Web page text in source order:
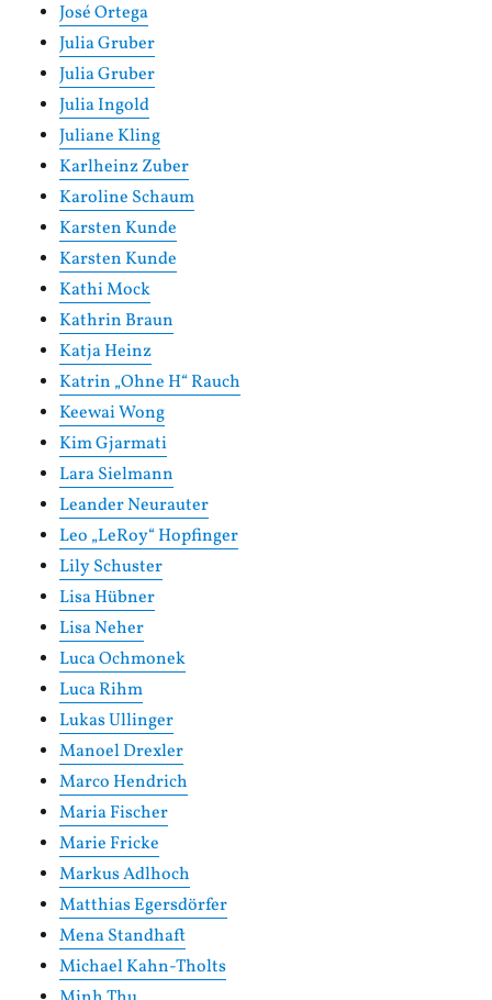
José Ortega
Julia Gruber
Julia Gruber
Julia Ingold
Juliane Kling
Karlheinz Zuber
Karoline Schaum
Karsten Kunde
Karsten Kunde
Kathi Mock
Kathrin Braun
Katja Heinz
Katrin „Ohne H“ Rauch
Keewai Wong
Kim Gjarmati
Lara Sielmann
Leander Neurauter
Leo „LeRoy“ Hopfinger
Lily Schuster
Lisa Hübner
Lisa Neher
Luca Ochmonek
Luca Rihm
Lukas Ullinger
Manoel Drexler
Marco Hendrich
Maria Fischer
Marie Fricke
Markus Adlhoch
Matthias Egersdörfer
Mena Standhaft
Michael Kahn-Tholts